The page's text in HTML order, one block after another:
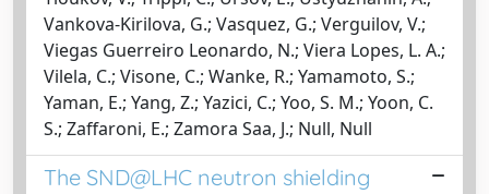
Vankova-Kirilova, G.; Vasquez, G.; Verguilov, V.;
Viegas Guerreiro Leonardo, N.; Viera Lopes, L. A.;
Vilela, C.; Visone, C.; Wanke, R.; Yamamoto, S.;
Yaman, E.; Yang, Z.; Yazici, C.; Yoo, S. M.; Yoon, C.
S.; Zaffaroni, E.; Zamora Saa, J.; Null, Null
The SND@LHC neutron shielding